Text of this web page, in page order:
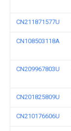
CN211871577U
CN108503118A
CN209967803U
CN201825809U
CN210176606U